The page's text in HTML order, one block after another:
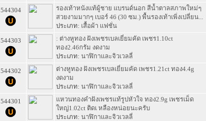
544304
รองเท้าหนังแท้ผู้ชาย แบรนด์นอก สีน้ำตาลสภาพใหม่ๆ
สวยงามมากๆ เบอร์ 46 (30 ซม.) พื้นรองเท้าเพิ่งเปลี่ยน...
ประเภท: เสื้อผ้า แฟชั่น
544303
: ต่างหูทอง ฝังเพชรเบลเยี่ยมคัด เพชร1.10ct
ทอง2.46กรัม งดงาม
ประเภท: นาฬิกาและจิวเวลลี่
544302
ต่างหูทอง ฝังเพชรเบลเยี่ยมคัด เพชร1.21ct ทอง4.4g
งดงาม
ประเภท: นาฬิกาและจิวเวลลี่
544301
แหวนทองคำฝังเพชรแท้รูปหัวใจ ทอง2.9g เพชรเม็ด
ใหญ่1.02ct ติดเ หลืองหน่อยนะครับ
ประเภท: นาฬิกาและจิวเวลลี่